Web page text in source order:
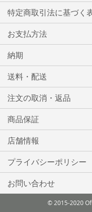
特定商取引法に基づく
お支払方法
納期
送料・配送
注文の取消・返品
商品保証
店舗情報
プライバシーポリシー
お問い合わせ
© 2015-2020